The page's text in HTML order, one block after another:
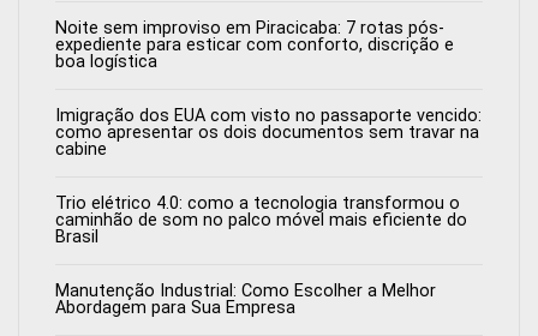
Noite sem improviso em Piracicaba: 7 rotas pós-
expediente para esticar com conforto, discrição e
boa logística
Imigração dos EUA com visto no passaporte vencido:
como apresentar os dois documentos sem travar na
cabine
Trio elétrico 4.0: como a tecnologia transformou o
caminhão de som no palco móvel mais eficiente do
Brasil
Manutenção Industrial: Como Escolher a Melhor
Abordagem para Sua Empresa